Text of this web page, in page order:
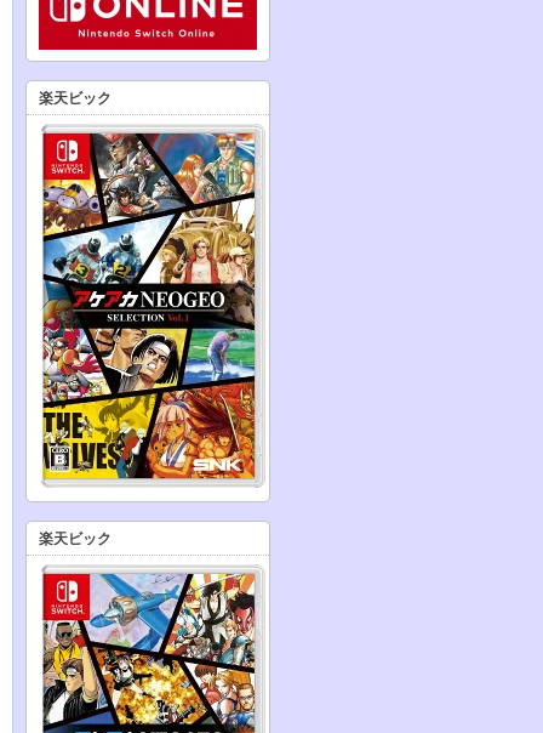
楽天ビック
楽天ビック